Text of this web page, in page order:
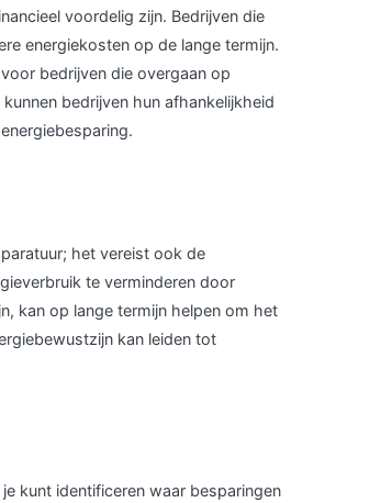
voordelig zijn. Bedrijven die
energiekosten op de lange termijn.
bedrijven die overgaan op
bedrijven hun afhankelijkheid
het vereist ook de
te verminderen door
kan op lange termijn helpen om het
kan leiden tot
kunt identificeren waar besparingen